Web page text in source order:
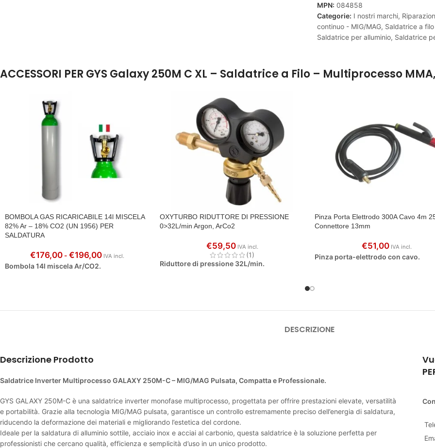
MPN: 084858
Categorie: I nostri marchi,
continuo - MIG/MAG, Saldatrice a
Saldatrice per alluminio, Saldatrice
ACCESSORI PER GYS Galaxy 250M C XL – Saldatrice a Filo – Multiprocesso
BOMBOLA GAS RICARICABILE 14l MISCELA
82% Ar – 18% CO2 (UN 1956) PER
SALDATURA
€176,00 - €196,00 IVA incl.
Bombola 14l miscela Ar/CO2.
OXYTURBO RIDUTTORE DI PRESSIONE
0>32L/min Argon, ArCo2
€59,50 IVA incl.
(1)
Riduttore di pressione 32L/min.
Pinza Porta Elettrodo 300A Cavo 4m
Connettore 13mm
€51,00 IVA incl.
Pinza porta-elettrodo con cavo.
DESCRIZIONE
Descrizione Prodotto
Saldatrice Inverter Multiprocesso GALAXY 250M-C – MIG/MAG Pulsata, Compatta e Professionale.
GYS GALAXY 250M-C è una saldatrice inverter monofase multiprocesso, progettata per offrire prestazioni elevate, versatilità
e portabilità. Grazie alla tecnologia MIG/MAG pulsata, garantisce un controllo estremamente preciso dell’energia di saldatura,
riducendo la deformazione dei materiali e migliorando l’estetica del cordone.
Ideale per la saldatura di alluminio sottile, acciaio inox e acciai al carbonio, questa saldatrice è la soluzione perfetta per
professionisti che cercano qualità, efficienza e semplicità d’uso in un unico prodotto.